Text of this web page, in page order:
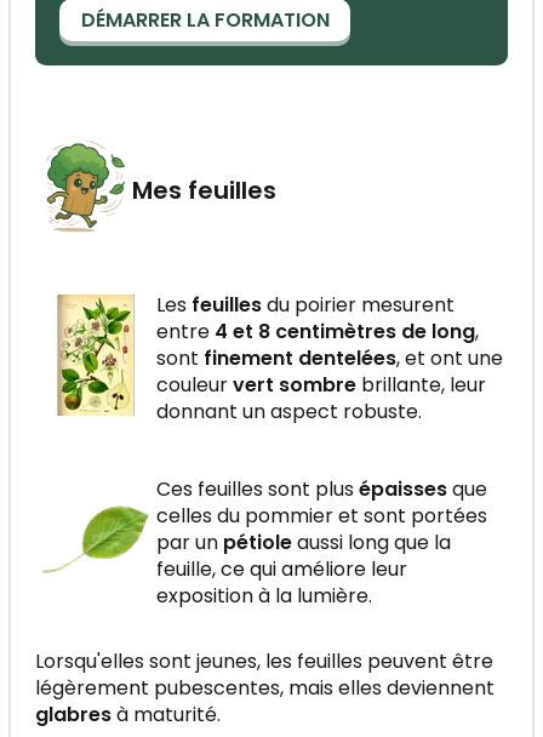
DÉMARRER LA FORMATION
Mes feuilles
Les feuillesdu poirier mesurent
entre 4 et 8 centimètres de long,
sont finement dentelées, et ont une
couleurvert sombre brillante, leur
donnant un aspect robuste.
Ces feuilles sont plusépaissesque
celles du pommier et sont portées
par un pétioleaussi long que la
feuille, ce qui améliore leur
exposition à la lumière.
Lorsqu'elles sont jeunes, les feuilles peuvent être
légèrement pubescentes, mais elles deviennent
glabresà maturité.